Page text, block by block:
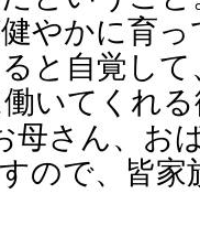
やかに育
と自覚し
いてくれ
母さん、お
ので、皆